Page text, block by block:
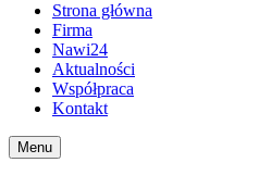
Strona główna
Firma
Nawi24
Aktualności
Współpraca
Kontakt
Menu